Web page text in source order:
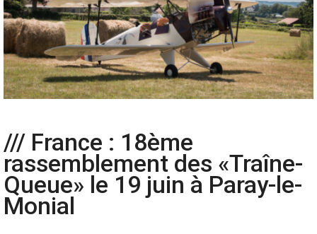
/// France : 18ème
rassemblement des «Traîne-
Queue» le 19 juin à Paray-le-
Monial